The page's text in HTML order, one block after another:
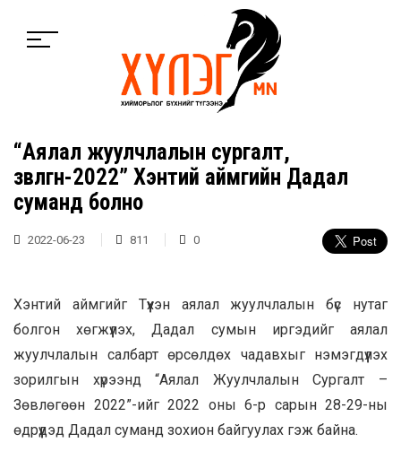
“Аялал жуулчлалын сургалт,
зөвлөгөөн-2022” Хэнтий аймгийн Дадал
суманд болно
2022-06-23 811 0
Хэнтий аймгийг Түүхэн аялал жуулчлалын бүс нутаг
болгон хөгжүүлэх, Дадал сумын иргэдийг аялал
жуулчлалын салбарт өрсөлдөх чадавхыг нэмэгдүүлэх
зорилгын хүрээнд “Аялал Жуулчлалын Сургалт –
Зөвлөгөөн 2022”-ийг 2022 оны 6-р сарын 28-29-ны
өдрүүдэд Дадал суманд зохион байгуулах гэж байна.